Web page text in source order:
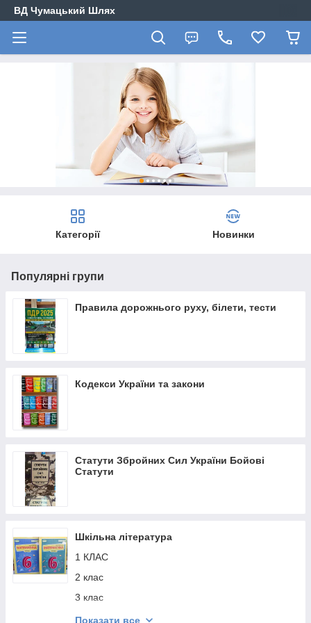
ВД Чумацький Шлях
Категорії Новинки
Популярні групи
Правила дорожнього руху, білети, тести
Кодекси України та закони
Статути Збройних Сил України Бойові
Статути
Шкільна література
1 КЛАС
2 клас
3 клас
4 клас
Показати все